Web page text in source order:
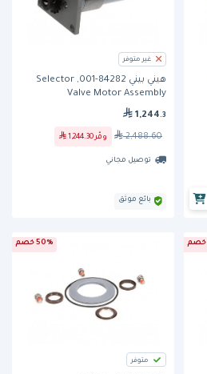
غير متوفر
هيني بيني 84282-001, Selector
Valve Motor Assembly
1,244 .3
2,488.60 وفّر 1,244.30
توصيل مجاني
بائع موثق
50% خصم
متوفر